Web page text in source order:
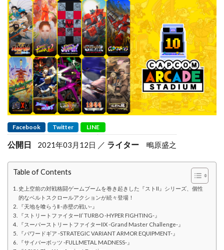
Facebook Twitter LINE
公開日 2021年03月12日 ライター 鴫原盛之
Table of Contents
史上空前の対戦格闘ゲームブームを巻き起きした『ストII』シリーズ、個性
的なベルトスクロールアクションが続々登場！
『天地を喰らうⅡ -赤壁の戦い-』
『ストリートファイターII’ TURBO -HYPER FIGHTING-』
『スーパーストリートファイターIIX -Grand Master Challenge-』
『パワードギア -STRATEGIC VARIANT ARMOR EQUIPMENT-』
『サイバーボッツ -FULLMETAL MADNESS-』